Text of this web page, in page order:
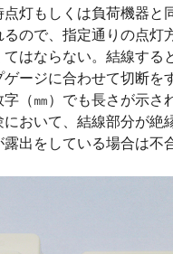
灯もしくは負荷機器と
ので、指定通りの点灯
はならない。結線する
ージに合わせて切断を
（㎜）でも長さが示さ
おいて、結線部分が絶
出をしている場合は不